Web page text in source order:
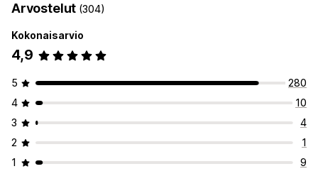
Arvostelut (304)
Kokonaisarvio
4,9
5
280
4
10
3
4
2
1
1
9